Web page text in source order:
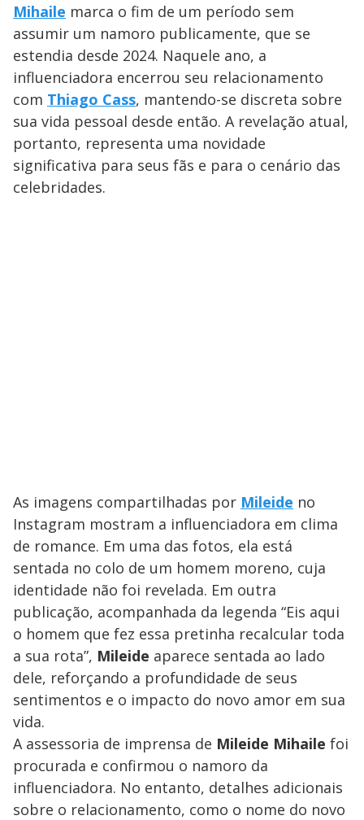
Mihaile marca o fim de um período sem
assumir um namoro publicamente, que se
estendia desde 2024. Naquele ano, a
influenciadora encerrou seu relacionamento
com Thiago Cass, mantendo-se discreta sobre
sua vida pessoal desde então. A revelação atual,
portanto, representa uma novidade
significativa para seus fãs e para o cenário das
celebridades.
As imagens compartilhadas por Mileide no
Instagram mostram a influenciadora em clima
de romance. Em uma das fotos, ela está
sentada no colo de um homem moreno, cuja
identidade não foi revelada. Em outra
publicação, acompanhada da legenda “Eis aqui
o homem que fez essa pretinha recalcular toda
a sua rota”, Mileide aparece sentada ao lado
dele, reforçando a profundidade de seus
sentimentos e o impacto do novo amor em sua
vida.
A assessoria de imprensa de Mileide Mihaile foi
procurada e confirmou o namoro da
influenciadora. No entanto, detalhes adicionais
sobre o relacionamento, como o nome do novo